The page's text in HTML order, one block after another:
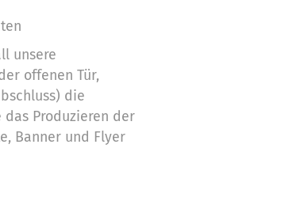
unsere
offenen Tür,
die
Produzieren der
Banner und Flyer